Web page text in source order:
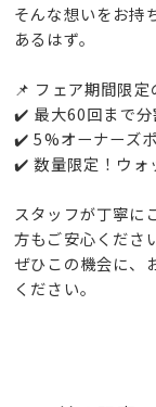
そんな想いをお持
あるはず。
📌 フェア期間限
✔️ 最大60回まで分
✔️ 5%オーナーズ
✔️ 数量限定！ウォ
スタッフが丁寧に
方もご安心くださ
ぜひこの機会に、
ください。